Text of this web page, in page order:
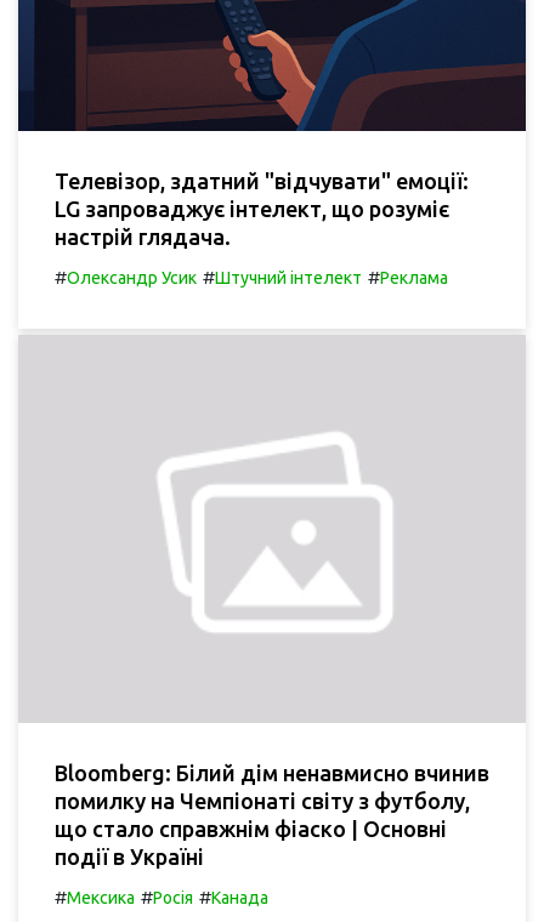
Телевізор, здатний "відчувати" емоції:
LG запроваджує інтелект, що розуміє
настрій глядача.
#Олександр Усик #Штучний інтелект #Реклама
Bloomberg: Білий дім ненавмисно вчинив
помилку на Чемпіонаті світу з футболу,
що стало справжнім фіаско | Основні
події в Україні
#Мексика #Росія #Канада